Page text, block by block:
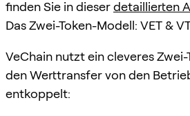
finden Sie in dieserdetaillierten
Das Zwei-Token-Modell: VET &
VeChain nutzt ein cleveres
den Werttransfer von den
entkoppelt: